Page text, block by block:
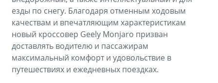
езды по снегу. Благодаря отменным ходовым
качествам и впечатляющим характеристикам
новый кроссовер Geely Monjaro призван
доставлять водителю и пассажирам
максимальный комфорт и удовольствие в
путешествиях и ежедневных поездках.